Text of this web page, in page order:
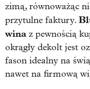
zimą, równoważąc
przytulne faktury.
wina z pewnością
okrągły dekolt jest
fason idealny na
nawet na firmową